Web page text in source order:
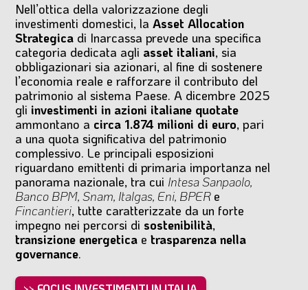
Nell’ottica della valorizzazione degli
investimenti domestici, la Asset Allocation
Strategica di Inarcassa prevede una specifica
categoria dedicata agli asset italiani, sia
obbligazionari sia azionari, al fine di sostenere
l’economia reale e rafforzare il contributo del
patrimonio al sistema Paese. A dicembre 2025
gli investimenti in azioni italiane quotate
ammontano a circa 1.874 milioni di euro, pari
a una quota significativa del patrimonio
complessivo. Le principali esposizioni
riguardano emittenti di primaria importanza nel
panorama nazionale, tra cui Intesa Sanpaolo,
Banco BPM, Snam, Italgas, Eni, BPER e
Fincantieri, tutte caratterizzate da un forte
impegno nei percorsi di sostenibilità,
transizione energetica e trasparenza nella
governance.